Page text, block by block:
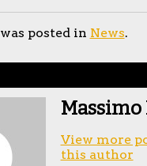
posted in News.
Massimo
View more
this author